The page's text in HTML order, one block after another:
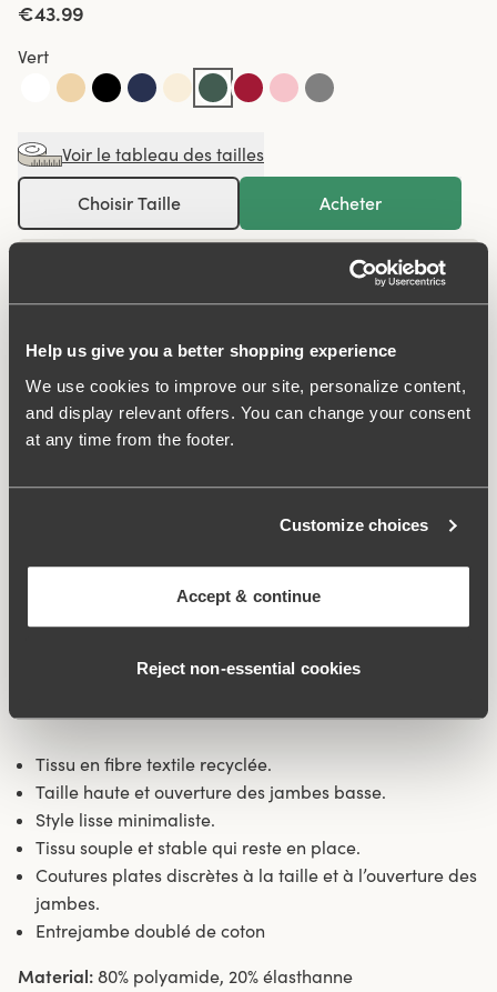
Help us give you a better shopping experience
We use cookies to improve our site, personalize content,
and display relevant offers. You can change your consent
at any time from the footer.
Customize choices
Accept & continue
Reject non‑essential cookies
€43.99
Vert
Voir le tableau des tailles
Choisir Taille Acheter
100 JOURS POUR RETOURNER
convient à tous âges. Réalisée en un tissu lisse et
confortable à partir de fibres textiles recyclées. Le
modèle a une taille haute et une ouverture de jambes
déforme pas et ne glisse pas vers le bas. Procure une
sensation stable et sûre tout au long de la journée. Son
tissu lisse permet aux vêtements de glisser facilement et
elle est très discrète sous les vêtements. Couture latérale
Tissu en fibre textile recyclée.
Taille haute et ouverture des jambes basse.
Style lisse minimaliste.
Tissu souple et stable qui reste en place.
Coutures plates discrètes à la taille et à l’ouverture des
jambes.
Entrejambe doublé de coton
Material: 80% polyamide, 20% élasthanne